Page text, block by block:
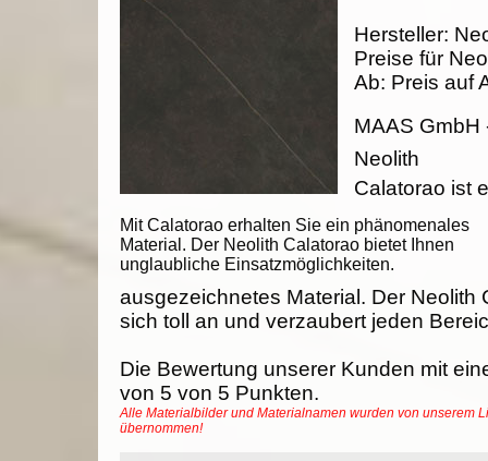
Mit Calatorao erhalten Sie ein phänomenales
Material. Der Neolith Calatorao bietet Ihnen
unglaubliche Einsatzmöglichkeiten.
Hersteller:
Preise für
Ab: Preis auf
MAAS GmbH
Neolith
Calatorao ist
ausgezeichnetes Material. Der Neolith
sich toll an und verzaubert jeden
Die Bewertung unserer Kunden mit
von 5 von 5 Punkten.
Alle Materialbilder und Materialnamen wurden von unserem
übernommen!